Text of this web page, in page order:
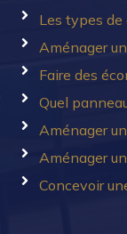
Les types de
Aménager
Faire des
Quel
Aménager
Aménager
Concevoir